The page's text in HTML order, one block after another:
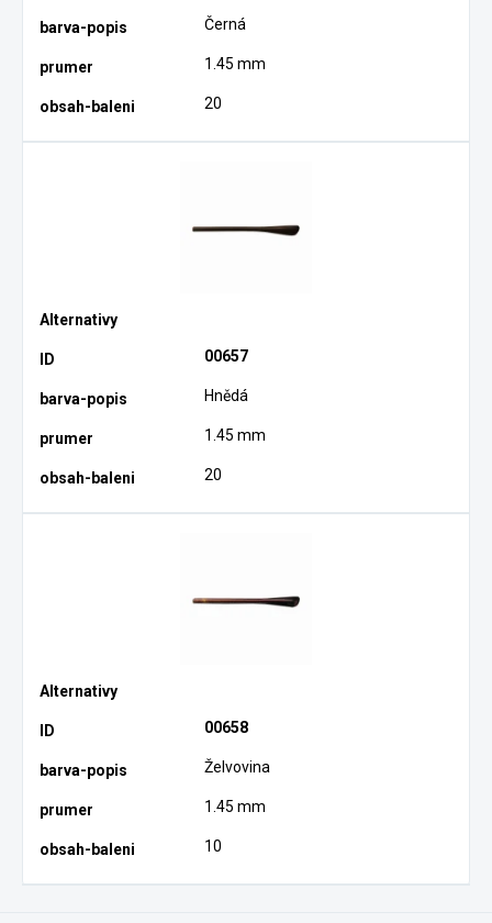
Černá
1.45 mm
20
00657
Hnědá
1.45 mm
20
00658
Želvovina
1.45 mm
10